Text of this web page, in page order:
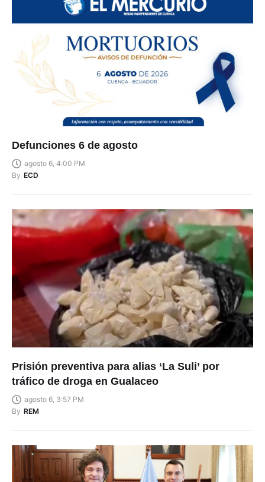
Defunciones 6 de agosto
agosto 6, 4:00 PM
By ECD
Prisión preventiva para alias ‘La Suli’ por
tráfico de droga en Gualaceo
agosto 6, 3:57 PM
By REM